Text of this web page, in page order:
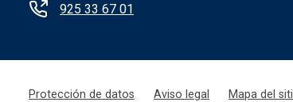
925 33 67 01
Protección de datos Aviso legal Mapa del